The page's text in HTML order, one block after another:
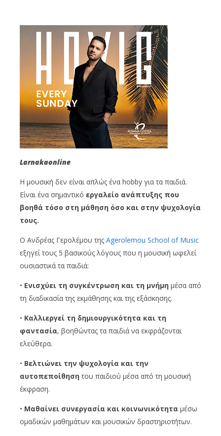
Larnakaonline
Η μουσική δεν είναι απλώς ένα hobby για τα παιδιά.
Είναι ένα σημαντικό εργαλείο ανάπτυξης που
βοηθά τόσο στη μάθηση όσο και στην ψυχολογία
τους.
Ο Ανδρέας Γερολέμου της Agerolemou School of Music
εξηγεί τους 5 βασικούς λόγους που η μουσική ωφελεί
ουσιαστικά τα παιδιά:
• Ενισχύει τη συγκέντρωση και τη μνήμη μέσα από
τη διαδικασία της εκμάθησης και της εξάσκησης.
• Καλλιεργεί τη δημιουργικότητα και τη
φαντασία, βοηθώντας τα παιδιά να εκφράζονται
ελεύθερα.
• Βελτιώνει την ψυχολογία και την
αυτοπεποίθηση του παιδιού μέσα από τη μουσική
έκφραση.
• Μαθαίνει συνεργασία και κοινωνικότητα μέσω
ομαδικών μαθημάτων και μουσικών δραστηριοτήτων.